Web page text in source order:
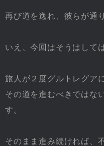
再び道を逸れ、彼らが通
いえ、今回はそうはして
旅人が２度グルトレグア
その道を進むべきではな
す。
そのまま進み続ければ、